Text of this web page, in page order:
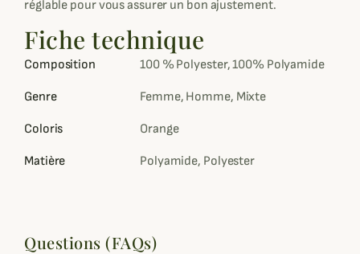
réglable pour vous assurer un bon ajustement.
Fiche technique
Composition 100 % Polyester, 100% Polyamide
Genre Femme, Homme, Mixte
Coloris Orange
Matière Polyamide, Polyester
Questions (FAQs)